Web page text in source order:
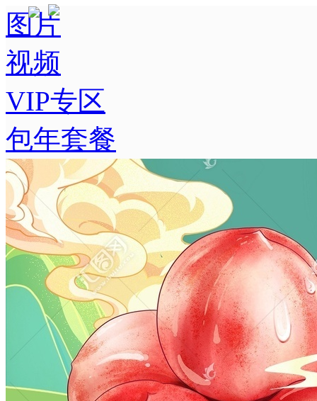
图片
视频
VIP专区
包年套餐